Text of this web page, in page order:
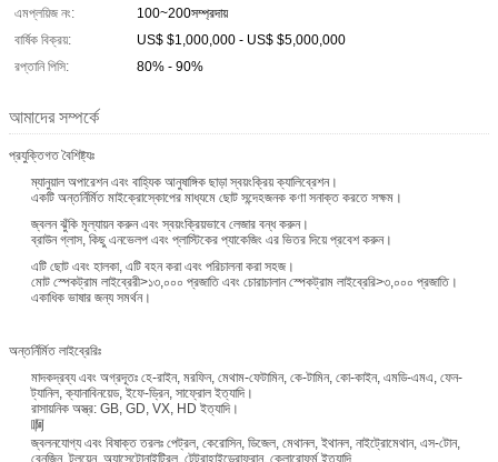
এমপ্লয়িজ নং:
100~200সম্প্রদায়
বার্ষিক বিক্রয়:
US$ $1,000,000 - US$ $5,000,000
রপ্তানি পিসি:
80% - 90%
আমাদের সম্পর্কে
প্রযুক্তিগত বৈশিষ্ট্যঃ
ম্যানুয়াল অপারেশন এবং বাহ্যিক আনুষাঙ্গিক ছাড়া স্বয়ংক্রিয় ক্যালিব্রেশন।
একটি অন্তর্নির্মিত মাইক্রোস্কোপের মাধ্যমে ছোট সন্দেহজনক কণা সনাক্ত করতে সক্ষম।
জ্বলন ঝুঁকি মূল্যায়ন করুন এবং স্বয়ংক্রিয়ভাবে লেজার বন্ধ করুন।
ব্রাউন গ্লাস, কিছু এনভেলপ এবং প্লাস্টিকের প্যাকেজিং এর ভিতর দিয়ে প্রবেশ করুন।
এটি ছোট এবং হালকা, এটি বহন করা এবং পরিচালনা করা সহজ।
মোট স্পেকট্রাম লাইব্রেরী>১৩,০০০ প্রজাতি এবং চোরাচালান স্পেকট্রাম লাইব্রেরি>৩,০০০ প্রজাতি।
একাধিক ভাষার জন্য সমর্থন।
অন্তর্নির্মিত লাইব্রেরিঃ
মাদকদ্রব্য এবং অগ্রদূতঃ হে-রাইন, মরফিন, মেথাম-ফেটামিন, কে-টামিন, কো-কাইন, এমডি-এমএ, ফেন-
ট্যানিল, ক্যানাবিনয়েড, ইফে-ড্রিন, সাফ্রোল ইত্যাদি।
রাসায়নিক অস্ত্র: GB, GD, VX, HD ইত্যাদি।
啊
জ্বলনযোগ্য এবং বিষাক্ত তরলঃ পেট্রল, কেরোসিন, ডিজেল, মেথানল, ইথানল, নাইট্রোমেথান, এস-টোন,
বেনজিন, টলুয়েন, অ্যাসেটোনাইট্রিল, টেট্রাহাইড্রোফুরান, ক্লোরোফর্ম ইত্যাদি